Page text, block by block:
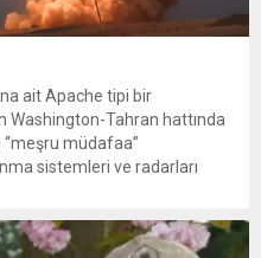
ait Apache tipi bir
Washington-Tahran hattında
“meşru müdafaa”
sistemleri ve radarları
verileceğini duyurdu....